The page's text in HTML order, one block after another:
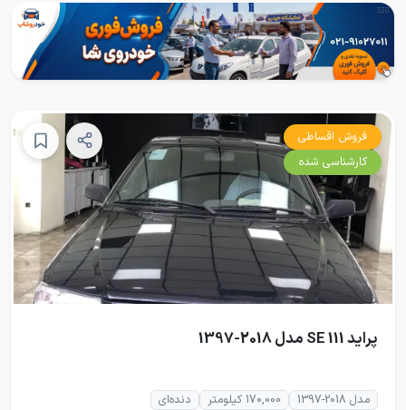
فروش اقساطی
کارشناسی شده
پراید 111 SE مدل 2018-1397
مدل 2018-1397 170,000 کیلومتر دنده‌ای